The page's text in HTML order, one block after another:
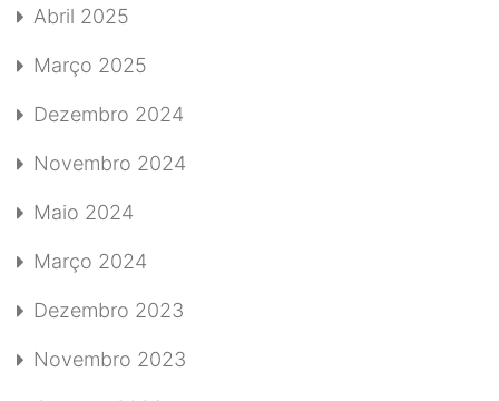
Abril 2025
Março 2025
Dezembro 2024
Novembro 2024
Maio 2024
Março 2024
Dezembro 2023
Novembro 2023